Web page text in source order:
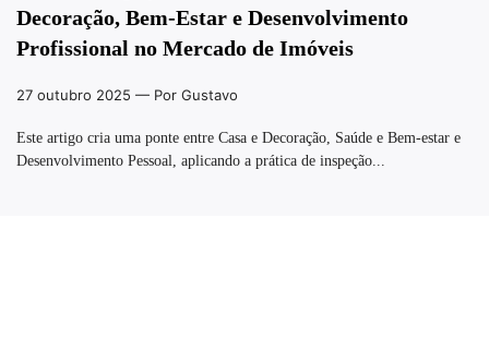
Decoração, Bem-Estar e Desenvolvimento
Profissional no Mercado de Imóveis
27 outubro 2025 — Por Gustavo
Este artigo cria uma ponte entre Casa e Decoração, Saúde e Bem-estar e
Desenvolvimento Pessoal, aplicando a prática de inspeção...